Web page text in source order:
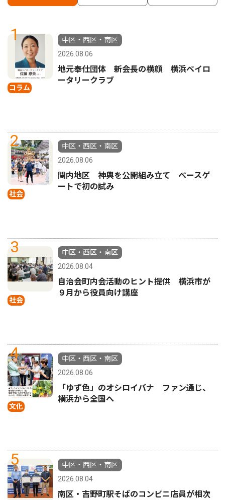
1
コラム
中区・西区・南区
2026.08.06
地元奉仕団体 新会長の横顔 横浜ベイロ
ータリークラブ
2
社会
中区・西区・南区
2026.08.06
関内地区 神輿を公開組み立て ベースゲ
ートで初の試み
3
社会
中区・西区・南区
2026.08.04
自治会町内会活動のヒント提供 横浜市が
９月から役員向け講座
4
文化
中区・西区・南区
2026.08.06
「ゆず色」のオシロイバナ ファン通じ、
横浜から全国へ
5
中区・西区・南区
2026.08.04
南区・吉野町駅そばのコンビニ店員が相次